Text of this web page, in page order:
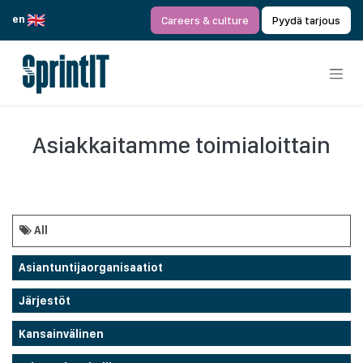
en
Careers & culture Pyydä tarjous
Asiakkaitamme toimialoittain
All
Asiantuntijaorganisaatiot
Järjestöt
Kansainvälinen